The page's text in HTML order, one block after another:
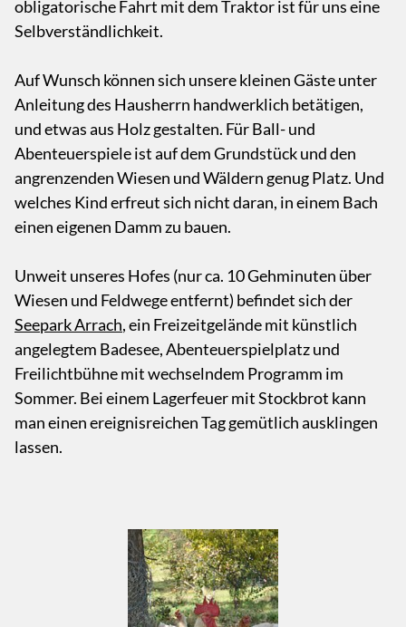
obligatorische Fahrt mit dem Traktor ist für uns eine
Selbverständlichkeit.
Auf Wunsch können sich unsere kleinen Gäste unter
Anleitung des Hausherrn handwerklich betätigen,
und etwas aus Holz gestalten. Für Ball- und
Abenteuerspiele ist auf dem Grundstück und den
angrenzenden Wiesen und Wäldern genug Platz. Und
welches Kind erfreut sich nicht daran, in einem Bach
einen eigenen Damm zu bauen.
Unweit unseres Hofes (nur ca. 10 Gehminuten über
Wiesen und Feldwege entfernt) befindet sich der
Seepark Arrach, ein Freizeitgelände mit künstlich
angelegtem Badesee, Abenteuerspielplatz und
Freilichtbühne mit wechselndem Programm im
Sommer. Bei einem Lagerfeuer mit Stockbrot kann
man einen ereignisreichen Tag gemütlich ausklingen
lassen.